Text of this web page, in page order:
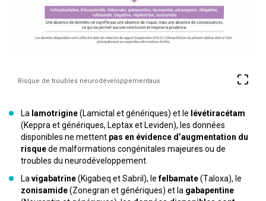
Risque de troubles neurodéveloppementaux
La lamotrigine(Lamictal et génériques) et le lévétiracétam
(Keppra et génériques, Leptax et Leviden), les données
disponibles ne mettent pas en évidence d’augmentation du
risquede malformations congénitales majeures ou de
troubles du neurodéveloppement.
La vigabatrine(Kigabeq et Sabril), lefelbamate(Taloxa), le
zonisamide(Zonegran et génériques) et la gabapentine